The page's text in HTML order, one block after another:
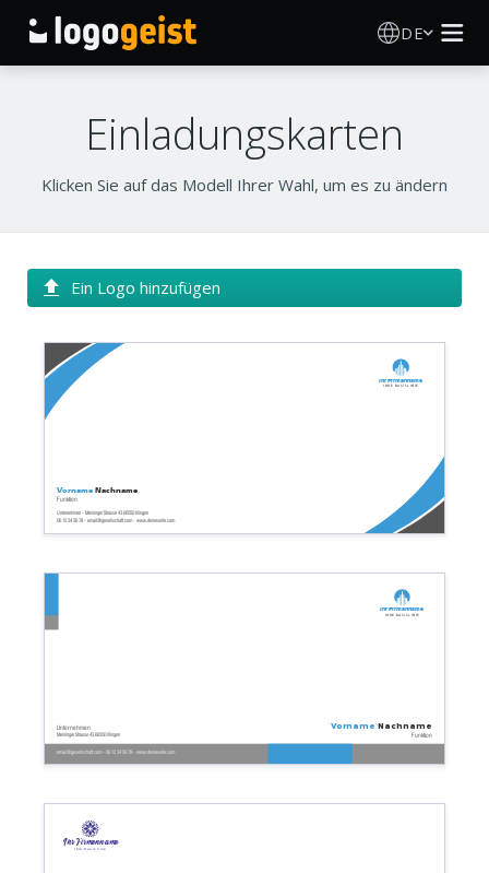
DE
KI Logo Generator
Druckprodukte
Über
Blog
Einladungskarten
Klicken Sie auf das Modell Ihrer Wahl, um es zu ändern
Ein Logo hinzufügen
06 12 34 56 78 - email@gesellschaft.com - www.deineseite.com
Funktion
Unternehmen - Meininger Strasse 43 66550 Illingen
Vorname Nachname
Ihr Firmenname
Ihre Basislinie
email@gesellschaft.com - 06 12 34 56 78 - www.deineseite.com
Vorname Nachname
Funktion
Meininger Strasse 43 66550 Illingen
Unternehmen
Ihr Firmenname
Ihre Basislinie
Ihr Firmenname
Ihre Basislinie